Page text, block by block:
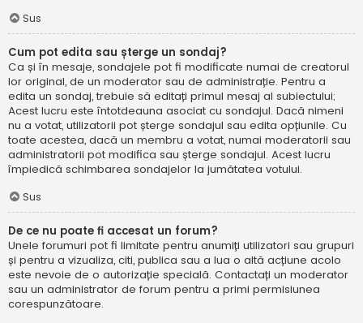
Sus
Cum pot edita sau șterge un sondaj?
Ca și în mesaje, sondajele pot fi modificate numai de creatorul
lor original, de un moderator sau de administrație. Pentru a
edita un sondaj, trebuie să editați primul mesaj al subiectului;
Acest lucru este întotdeauna asociat cu sondajul. Dacă nimeni
nu a votat, utilizatorii pot șterge sondajul sau edita opțiunile. Cu
toate acestea, dacă un membru a votat, numai moderatorii sau
administratorii pot modifica sau șterge sondajul. Acest lucru
împiedică schimbarea sondajelor la jumătatea votului.
Sus
De ce nu poate fi accesat un forum?
Unele forumuri pot fi limitate pentru anumiți utilizatori sau grupuri
și pentru a vizualiza, citi, publica sau a lua o altă acțiune acolo
este nevoie de o autorizație specială. Contactați un moderator
sau un administrator de forum pentru a primi permisiunea
corespunzătoare.